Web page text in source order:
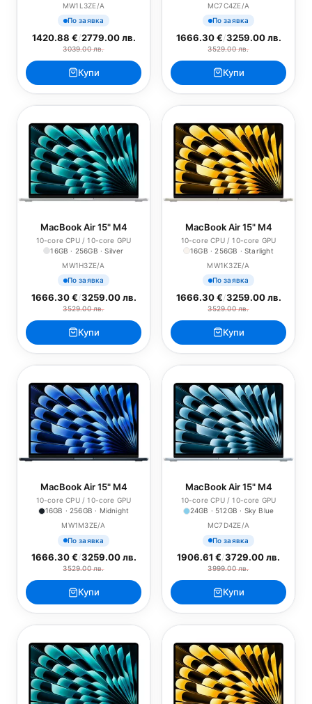
MW1L3ZE/A
По заявка
1420.88 €/2779.00 лв.
3039.00 лв.
Купи
MC7C4ZE/A
По заявка
1666.30 €/3259.00 лв.
3529.00 лв.
Купи
MacBook Air 15" M4
10-core CPU / 10-core GPU
16GB · 256GB · Silver
MW1H3ZE/A
По заявка
1666.30 €/3259.00 лв.
3529.00 лв.
Купи
MacBook Air 15" M4
10-core CPU / 10-core GPU
16GB · 256GB · Starlight
MW1K3ZE/A
По заявка
1666.30 €/3259.00 лв.
3529.00 лв.
Купи
MacBook Air 15" M4
10-core CPU / 10-core GPU
16GB · 256GB · Midnight
MW1M3ZE/A
По заявка
1666.30 €/3259.00 лв.
3529.00 лв.
Купи
MacBook Air 15" M4
10-core CPU / 10-core GPU
24GB · 512GB · Sky Blue
MC7D4ZE/A
По заявка
1906.61 €/3729.00 лв.
3999.00 лв.
Купи